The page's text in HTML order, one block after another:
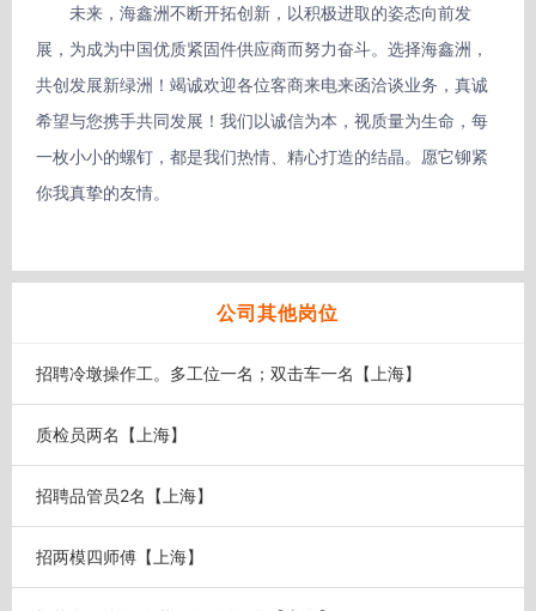
未来，海鑫洲不断开拓创新，以积极进取的姿态向前发
展，为成为中国优质紧固件供应商而努力奋斗。选择海鑫洲，
共创发展新绿洲！竭诚欢迎各位客商来电来函洽谈业务，真诚
希望与您携手共同发展！我们以诚信为本，视质量为生命，每
一枚小小的螺钉，都是我们热情、精心打造的结晶。愿它铆紧
你我真挚的友情。
公司其他岗位
招聘冷墩操作工。多工位一名；双击车一名【上海】
质检员两名【上海】
招聘品管员2名【上海】
招两模四师傅【上海】